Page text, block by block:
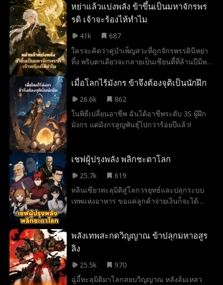
วาหลินเข้าใจข้าผิด ข้าก็แก้เป็นรักแรกของสตรี
ศักดิ์สิทธิ์ เจ้ามีลูกไม้แค่ไหน ข้าก็มีตัวตนมาก
หย่าแล้วแบ่งพลัง ข้าขึ้นเป็นมหาจักรพร
รดิ เจ้าจะร้องไห้ทำไม
41k
687
ใครจะคิดว่าคู่บำเพ็ญสวะที่ถูกจักรพรรดินีหย่า
ทิ้ง พริบตาเดียวจะกลายเป็นเซียนตี้ที่ล้านปีมีหน!
เป็นเซียนตี้ได้ หารู้ไม่ว่าคนที่นางทิ้งไปคือที่พึ่ง
สุดแกร่งที่จะช่วยนางกวาดล้างตำหนักเซียน...
เมื่อโลกไร้มังกร ข้าจึงต้องจุติเป็นนักฝึก
26.6k
862
ในพิธีเปลี่ยนอาชีพ ฉันได้อาชีพระดับ 3S ผู้ฝึก
มังกร แต่มังกรสูญพันธุ์ไปกว่าร้อยปีแล้ว!
เชฟผู้ปรุงพลัง พลิกชะตาโลก
25.7k
619
หลินเซียวทะลุมิติสู่โลกวรยุทธ์และปลุกระบบ
เทพแห่งอาหาร ขอแค่ลูกค้าจ่ายเงินก็จะได้
ผสานวิถีอาหารกับวรยุทธ์ เขาจึงไร้เทียมทาน
ในใต้หล้า!
พลังเทพสะกดวิญญาณ ข้าปลุกมหาอสูร
ลิง
25.5k
970
ฉู่อี้ทะลุมิติมาโลกสยบวิญญาณ หลังล้มเหลว